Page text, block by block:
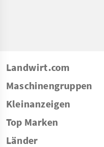
Landwirt.com
Maschinengruppen
Kleinanzeigen
Top Marken
Länder